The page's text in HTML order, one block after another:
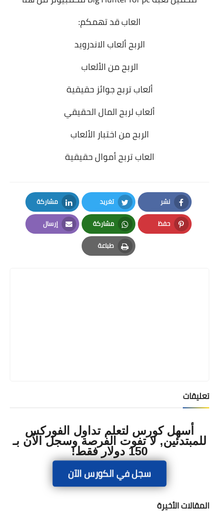
العاب قد تهمكم:
الربح ألعاب الاندرويد
الربح من الألعاب
ألعاب تربح جوائز حقيقية
ألعاب لربح المال الحقيقي
الربح من اختبار الألعاب
العاب تربح أموال حقيقية
نشر
Facebook
تغريد
Twitter
مشاركة
LinkedIn
حفظ
Pinterest
مشاركة
Whatsapp
إرسال
Email
طباعة
Print
تعليقات
أسهل كورس لتعلم تداول الفوركس
للمبتدئين, لا تفوت الفرصة وسجل الآن بـ
150 دولار فقط!
سجل في الكورس الآن
المقالات الأخيرة